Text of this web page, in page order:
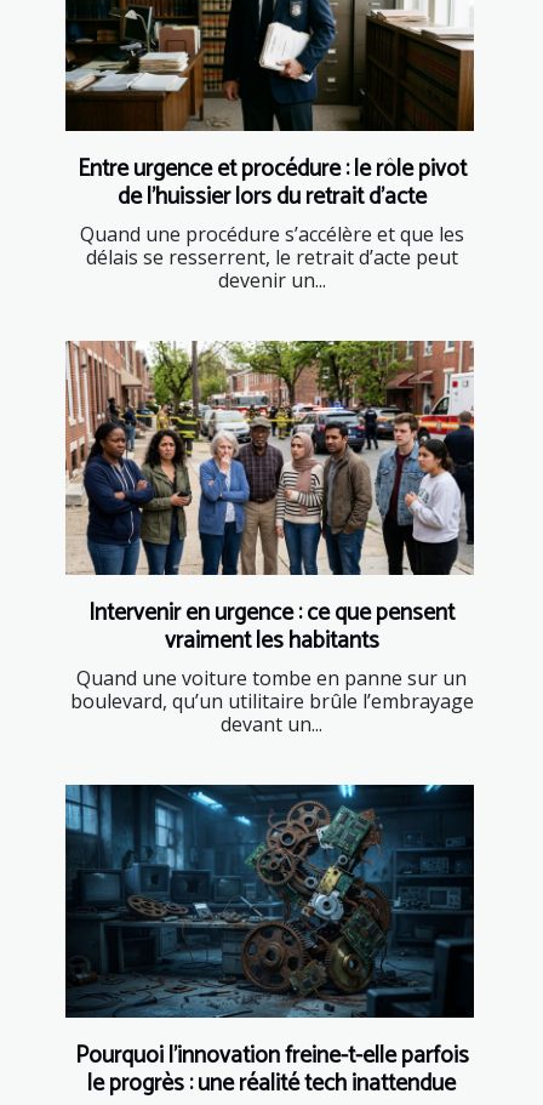
Entre urgence et procédure : le rôle pivot
de l’huissier lors du retrait d’acte
Quand une procédure s’accélère et que les
délais se resserrent, le retrait d’acte peut
devenir un...
Intervenir en urgence : ce que pensent
vraiment les habitants
Quand une voiture tombe en panne sur un
boulevard, qu’un utilitaire brûle l’embrayage
devant un...
Pourquoi l’innovation freine-t-elle parfois
le progrès : une réalité tech inattendue